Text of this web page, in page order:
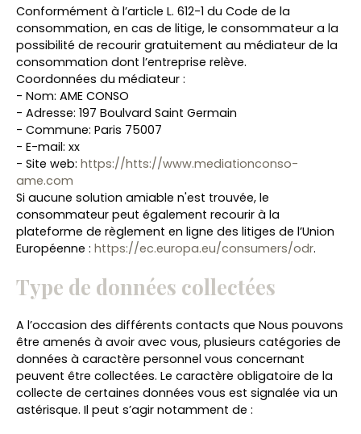
Conformément à l’article L. 612-1 du Code de la
consommation, en cas de litige, le consommateur a la
possibilité de recourir gratuitement au médiateur de la
consommation dont l’entreprise relève.
Coordonnées du médiateur :
- Nom: AME CONSO
- Adresse: 197 Boulvard Saint Germain
- Commune: Paris 75007
- E-mail: xx
- Site web: https://htts://www.mediationconso-
ame.com
Si aucune solution amiable n'est trouvée, le
consommateur peut également recourir à la
plateforme de règlement en ligne des litiges de l’Union
Européenne : https://ec.europa.eu/consumers/odr.
Type de données collectées
A l’occasion des différents contacts que Nous pouvons
être amenés à avoir avec vous, plusieurs catégories de
données à caractère personnel vous concernant
peuvent être collectées. Le caractère obligatoire de la
collecte de certaines données vous est signalée via un
astérisque. Il peut s’agir notamment de :